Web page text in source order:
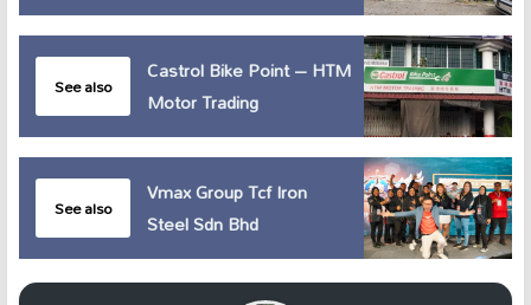
See also
Castrol Bike Point – HTM
Motor Trading
See also
Vmax Group Tcf Iron
Steel Sdn Bhd